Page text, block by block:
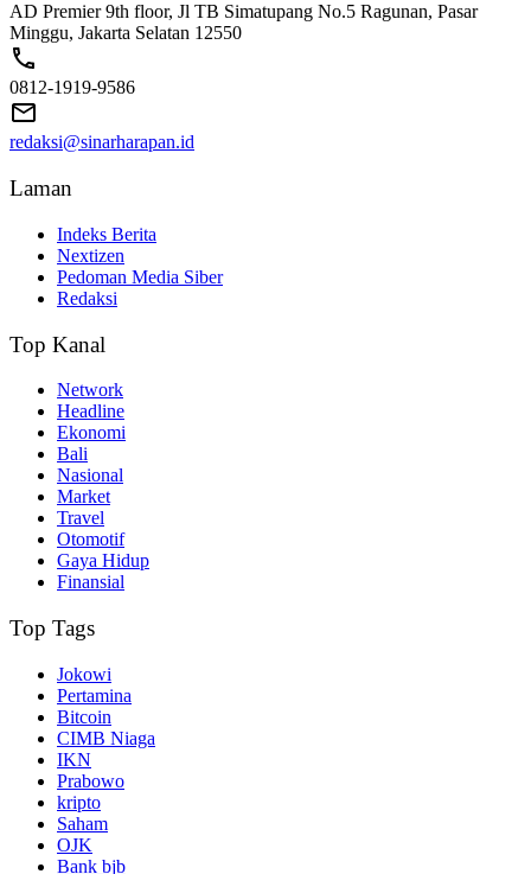
AD Premier 9th floor, Jl TB Simatupang No.5 Ragunan, Pasar
Minggu, Jakarta Selatan 12550
0812-1919-9586
redaksi@sinarharapan.id
Laman
Indeks Berita
Nextizen
Pedoman Media Siber
Redaksi
Top Kanal
Network
Headline
Ekonomi
Bali
Nasional
Market
Travel
Otomotif
Gaya Hidup
Finansial
Top Tags
Jokowi
Pertamina
Bitcoin
CIMB Niaga
IKN
Prabowo
kripto
Saham
OJK
Bank bjb